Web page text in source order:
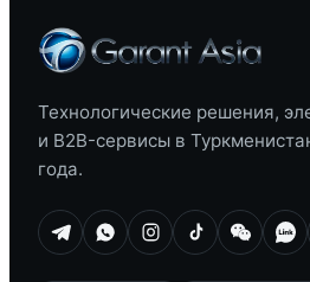
Технологические решения,
и B2B-сервисы в
года.